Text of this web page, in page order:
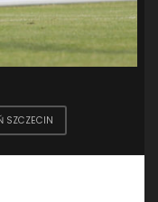
SZCZECIN